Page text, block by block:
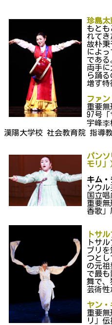
珍島太
もと
れてき
故朴
によ
である
両手
ら踊
増す特
ファン
重要無
97号
宇峰李
漢陽大学校 社会教育院 指導
パン
モリ」
キム
ソウ
国立
重要
香歌」
トサ
トサ
プリ
つとし
の元
で最
舞で、
芸術性
ヤン・
重要無
リ」